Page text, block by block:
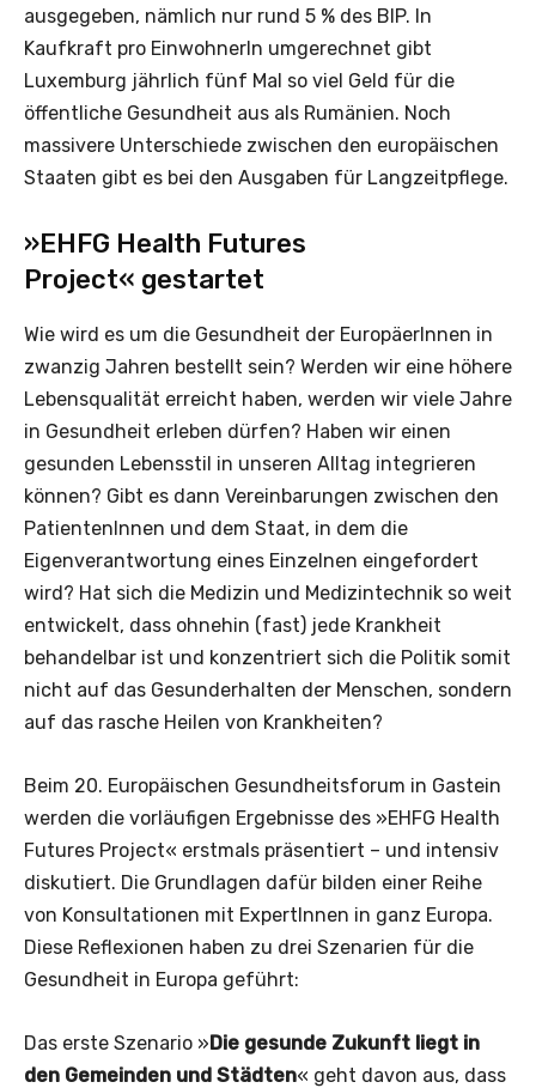
ausgegeben, nämlich nur rund 5 % des BIP. In
Kaufkraft pro EinwohnerIn umgerechnet gibt
Luxemburg jährlich fünf Mal so viel Geld für die
öffentliche Gesundheit aus als Rumänien. Noch
massivere Unterschiede zwischen den europäischen
Staaten gibt es bei den Ausgaben für Langzeitpflege.
»EHFG Health Futures
Project« gestartet
Wie wird es um die Gesundheit der EuropäerInnen in
zwanzig Jahren bestellt sein? Werden wir eine höhere
Lebensqualität erreicht haben, werden wir viele Jahre
in Gesundheit erleben dürfen? Haben wir einen
gesunden Lebensstil in unseren Alltag integrieren
können? Gibt es dann Vereinbarungen zwischen den
PatientenInnen und dem Staat, in dem die
Eigenverantwortung eines Einzelnen eingefordert
wird? Hat sich die Medizin und Medizintechnik so weit
entwickelt, dass ohnehin (fast) jede Krankheit
behandelbar ist und konzentriert sich die Politik somit
nicht auf das Gesunderhalten der Menschen, sondern
auf das rasche Heilen von Krankheiten?
Beim 20. Europäischen Gesundheitsforum in Gastein
werden die vorläufigen Ergebnisse des »EHFG Health
Futures Project« erstmals präsentiert – und intensiv
diskutiert. Die Grundlagen dafür bilden einer Reihe
von Konsultationen mit ExpertInnen in ganz Europa.
Diese Reflexionen haben zu drei Szenarien für die
Gesundheit in Europa geführt:
Das erste Szenario »Die gesunde Zukunft liegt in
den Gemeinden und Städten« geht davon aus, dass